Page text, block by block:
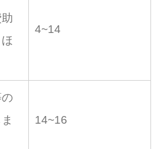
4~14
14~16